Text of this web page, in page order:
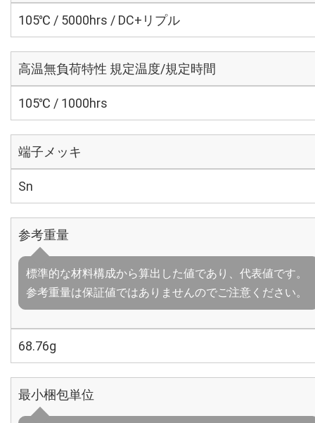
105℃ / 5000hrs / DC+リプル
高温無負荷特性 規定温度/規定時間
105℃ / 1000hrs
端子メッキ
Sn
参考重量
標準的な材料構成から算出した値であり、代表値です。
参考重量は保証値ではありませんのでご注意ください。
68.76g
最小梱包単位